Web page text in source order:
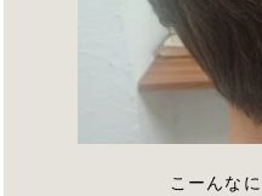
こーんなに